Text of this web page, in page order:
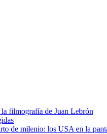
filmografía de Juan Lebrón
de milenio: los USA en la